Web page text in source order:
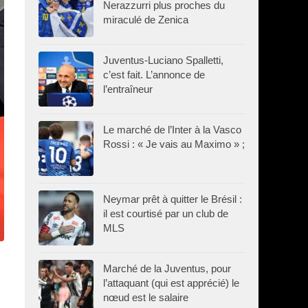
Nerazzurri plus proches du
miraculé de Zenica
Juventus-Luciano Spalletti,
c’est fait. L’annonce de
l’entraîneur
Le marché de l’Inter à la Vasco
Rossi : « Je vais au Maximo » ;
Neymar prêt à quitter le Brésil :
il est courtisé par un club de
MLS
Marché de la Juventus, pour
l’attaquant (qui est apprécié) le
nœud est le salaire